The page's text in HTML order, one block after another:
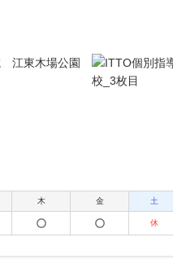
木 金 土
休